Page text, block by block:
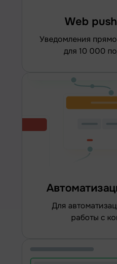
Web
уведомления прямо на рабочий стол
для 10 000
для автоматизации процессов
работы с